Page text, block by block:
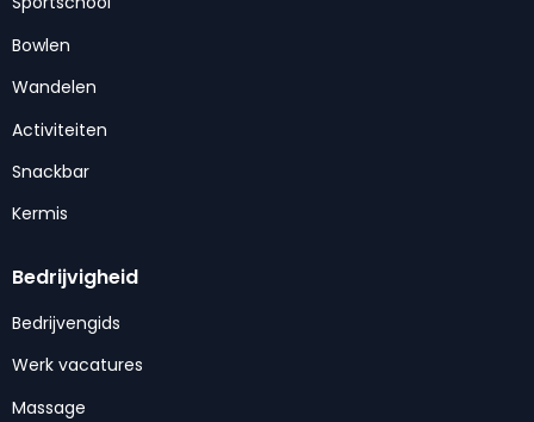
Bowlen
Wandelen
Activiteiten
Snackbar
Kermis
Bedrijvigheid
Bedrijvengids
Werk vacatures
Massage